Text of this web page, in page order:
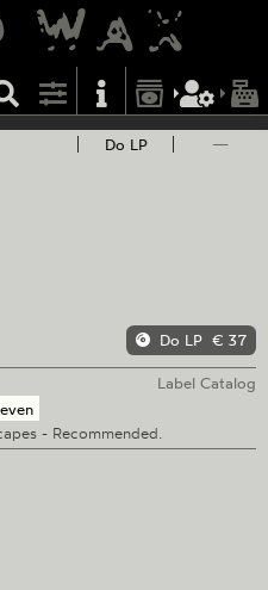
Do LP —
Do LP € 37
Label Catalog
- Recommended.